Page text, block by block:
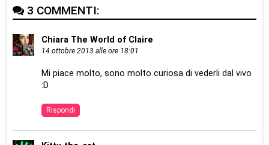
3 COMMENTI:
Chiara The World of Claire
14 ottobre 2013 alle ore 18:01
Mi piace molto, sono molto curiosa di vederli dal vivo
:D
Rispondi